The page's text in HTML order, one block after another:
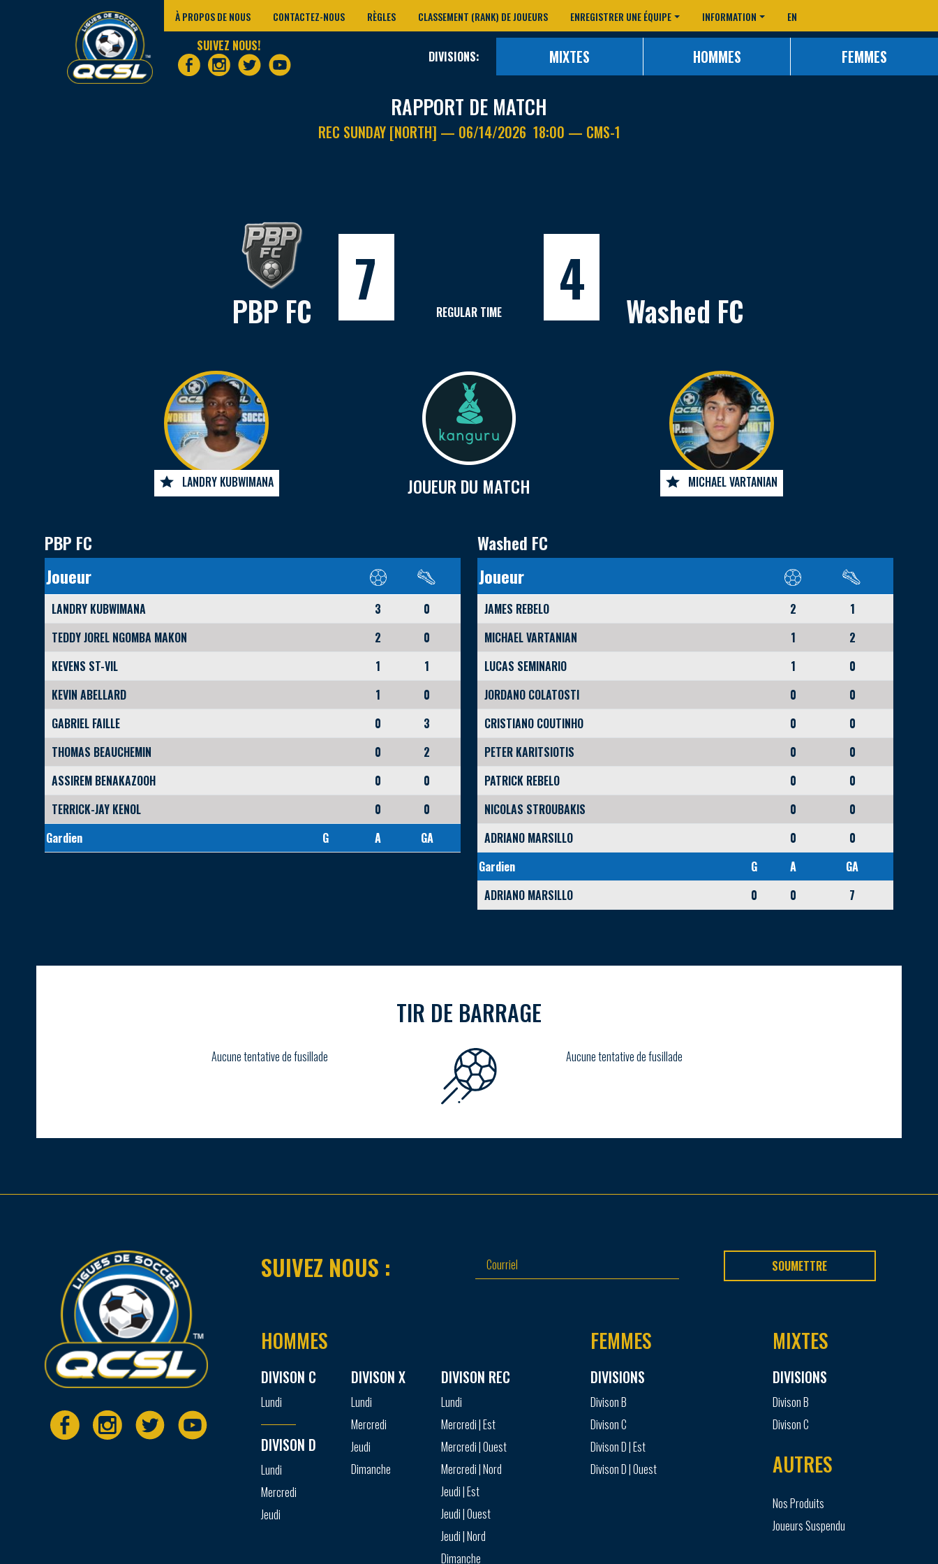
À PROPOS DE NOUS CONTACTEZ-NOUS RÈGLES CLASSEMENT (RANK) DE JOUEURS ENREGISTRER UNE ÉQUIPE INFORMATION EN
SUIVEZ NOUS!
DIVISIONS: MIXTES HOMMES FEMMES
RAPPORT DE MATCH
REC SUNDAY [NORTH] — 06/14/2026 18:00 — CMS-1
PBP FC 7 REGULAR TIME 4 Washed FC
LANDRY KUBWIMANA JOUEUR DU MATCH MICHAEL VARTANIAN
PBP FC
Joueur
LANDRY KUBWIMANA 3
0
TEDDY JOREL NGOMBA MAKON
2
0
KEVENS ST-VIL
1
1
KEVIN ABELLARD
1
0
GABRIEL FAILLE
0
3
THOMAS BEAUCHEMIN
0
2
ASSIREM BENAKAZOOH
0
0
TERRICK-JAY KENOL
0
0
Gardien
G A GA
Washed FC
Joueur
JAMES REBELO 2
1
MICHAEL VARTANIAN
1
2
LUCAS SEMINARIO
1
0
JORDANO COLATOSTI
0
0
CRISTIANO COUTINHO
0
0
PETER KARITSIOTIS
0
0
PATRICK REBELO
0
0
NICOLAS STROUBAKIS
0
0
ADRIANO MARSILLO
0
0
Gardien
G A
GA
ADRIANO MARSILLO
0 0 7
TIR DE BARRAGE
Aucune tentative de fusillade Aucune tentative de fusillade
SUIVEZ NOUS : SOUMETTRE
HOMMES
DIVISON C
Lundi
DIVISON D
Lundi
Mercredi
Jeudi
DIVISON X
Lundi
Mercredi
Jeudi
Dimanche
DIVISON REC
Lundi
Mercredi | Est
Mercredi | Ouest
Mercredi | Nord
Jeudi | Est
Jeudi | Ouest
Jeudi | Nord
Dimanche
FEMMES
DIVISIONS
Divison B
Divison C
Divison D | Est
Divison D | Ouest
MIXTES
DIVISIONS
Divison B
Divison C
AUTRES
Nos Produits
Joueurs Suspendu